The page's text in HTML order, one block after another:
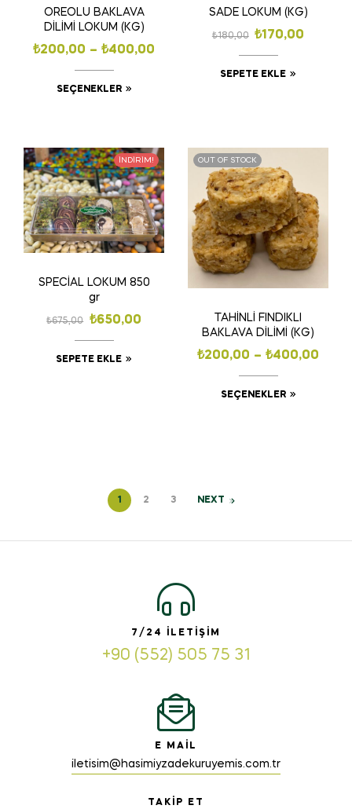
OREOLU BAKLAVA
DİLİMİ LOKUM (KG)
₺200,00 – ₺400,00
SEÇENEKLER
SADE LOKUM (KG)
₺180,00 ₺170,00
SEPETE EKLE
İNDIRIM!
SPECİAL LOKUM 850
gr
₺675,00 ₺650,00
SEPETE EKLE
OUT OF STOCK
TAHİNLİ FINDIKLI
BAKLAVA DİLİMİ (KG)
₺200,00 – ₺400,00
SEÇENEKLER
1 2 3 NEXT
7/24 İLETIŞIM
+90 (552) 505 75 31
E MAIL
iletisim@hasimiyzadekuruyemis.com.tr
TAKIP ET